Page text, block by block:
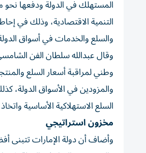
المستهلك في الدولة ودفعها نحو
التنمية الاقتصادية، وذلك في
والسلع والخدمات في أسواق
وقال عبدالله سلطان الفن
وطني لمراقبة أسعار السلع
والمزودين في الأسواق الدولة،
السلع الاستهلاكية الأساسية
مخزون استراتيجي
وأضاف أن دولة الإمارات تتبنى